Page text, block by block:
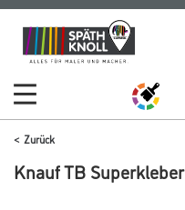
Zum
Inhalt
Zum
Navigationsmenü
Zurück
Knauf TB Superkleber